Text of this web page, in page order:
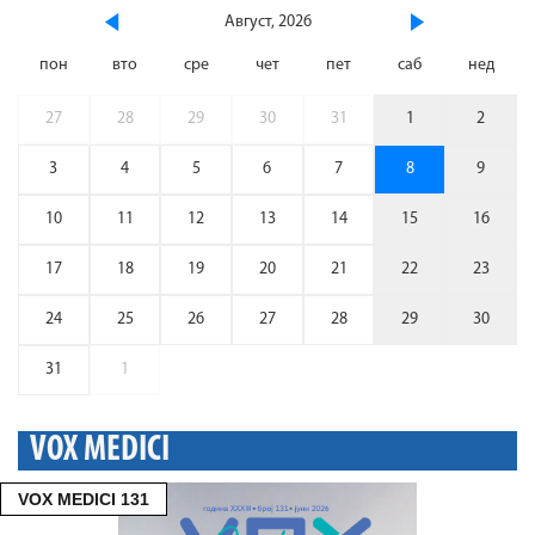
Август, 2026
пон вто сре чет пет саб нед
27 28 29 30 31 1 2
3 4 5 6 7 8 9
10 11 12 13 14 15 16
17 18 19 20 21 22 23
24 25 26 27 28 29 30
31 1
VOX MEDICI
VOX MEDICI 131